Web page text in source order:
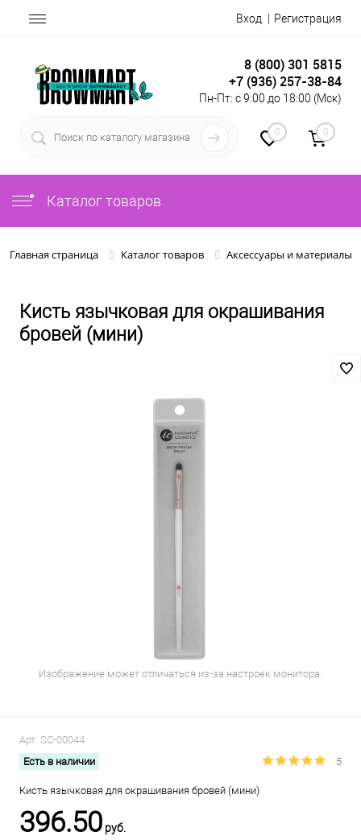
Вход Регистрация
8 (800) 301 5815
+7 (936) 257-38-84
Пн-Пт: с 9:00 до 18:00 (Мск)
0 0
Каталог товаров
Главная страница Каталог товаров Аксессуары и материалы
Кисть язычковая для окрашивания
бровей (мини)
Изображение может отличаться из-за настроек монитора.
Арт. SC-00044
Есть в наличии
5
Кисть язычковая для окрашивания бровей (мини)
396.50 руб.